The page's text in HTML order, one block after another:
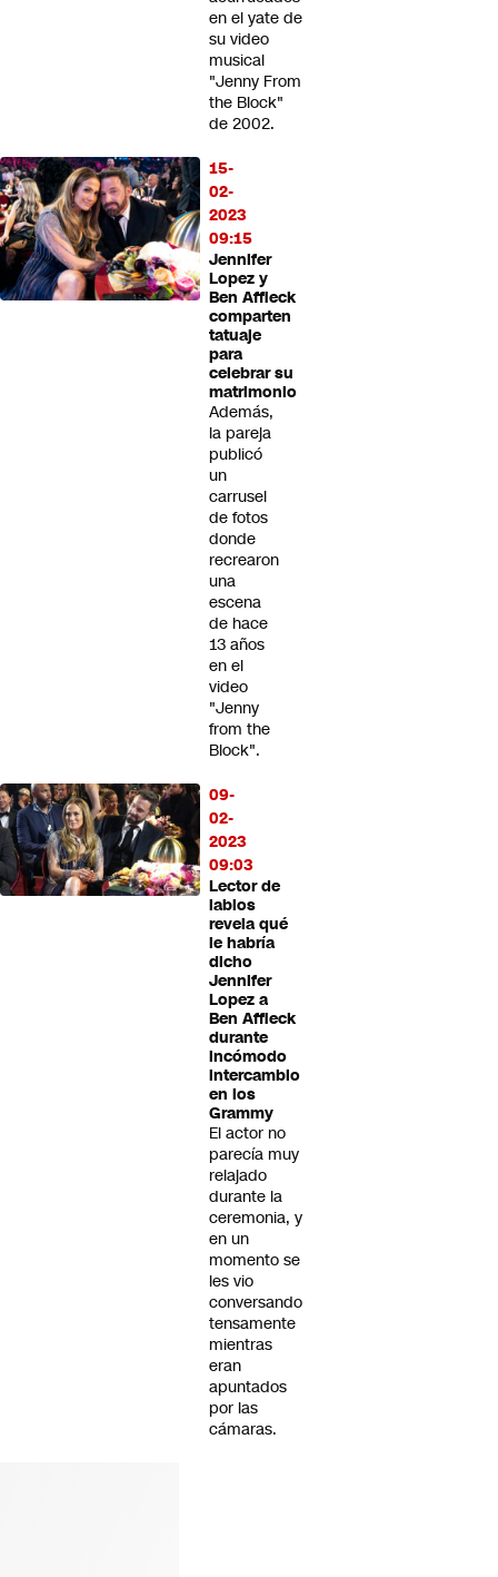
en el yate de
su video
musical
"Jenny From
the Block"
de 2002.
15-
02-
2023
09:15
Jennifer
Lopez y
Ben Affleck
comparten
tatuaje
para
celebrar su
matrimonio
Además,
la pareja
publicó
un
carrusel
de fotos
donde
recrearon
una
escena
de hace
13 años
en el
video
"Jenny
from the
Block".
09-
02-
2023
09:03
Lector de
labios
revela qué
le habría
dicho
Jennifer
Lopez a
Ben Affleck
durante
incómodo
intercambio
en los
Grammy
El actor no
parecía muy
relajado
durante la
ceremonia, y
en un
momento se
les vio
conversando
tensamente
mientras
eran
apuntados
por las
cámaras.